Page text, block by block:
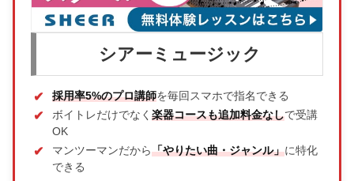
シアーミュージック
採用率5%のプロ講師を毎回スマホで指名できる
ボイトレだけでなく 楽器コースも追加料金なしで受講
OK
マンツーマンだから「やりたい曲・ジャンル」に特化
できる